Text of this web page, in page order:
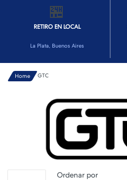
🏪
RETIRO EN LOCAL
La Plata, Buenos Aires
Home GTC
Ordenar por